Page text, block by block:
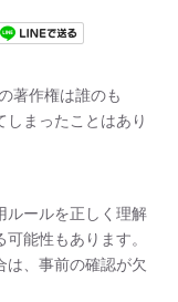
著作権は誰のも
まったことはあり
ルールを正しく理解
能性もあります。
は、事前の確認が欠